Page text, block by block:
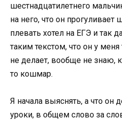
шестнадцатилетнего
на него, что он прогуливает
плевать хотел на ЕГЭ и так
таким текстом, что он у меня
не делает, вообще не знаю,
то кошмар.
Я начала выяснять, а что он
уроки, в общем слово за